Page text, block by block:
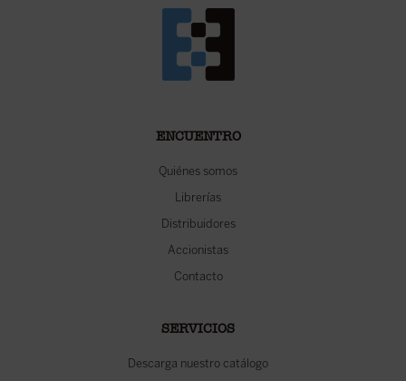
ENCUENTRO
Quiénes somos
Librerías
Distribuidores
Accionistas
Contacto
SERVICIOS
Descarga nuestro catálogo